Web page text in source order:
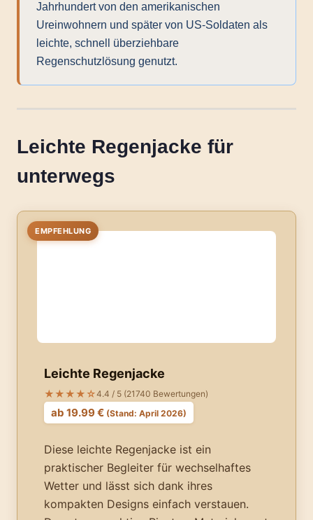
Jahrhundert von den amerikanischen
Ureinwohnern und später von US-Soldaten als
leichte, schnell überziehbare
Regenschutzlösung genutzt.
Leichte Regenjacke für
unterwegs
EMPFEHLUNG
Leichte Regenjacke
★★★★☆4.4 / 5 (21740 Bewertungen)
ab 19.99 € (Stand: April 2026)
Diese leichte Regenjacke ist ein
praktischer Begleiter für wechselhaftes
Wetter und lässt sich dank ihres
kompakten Designs einfach verstauen.